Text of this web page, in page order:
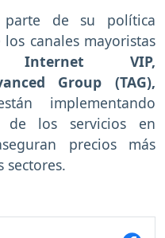
de su política
canales mayoristas
VIP,
Group (TAG),
implementando
de los servicios en
precios más
sectores.